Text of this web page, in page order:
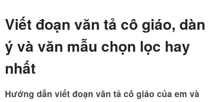
Viết đoạn văn tả cô giáo, dàn
ý và văn mẫu chọn lọc hay
nhất
Hướng dẫn viết đoạn văn tả cô giáo của em và